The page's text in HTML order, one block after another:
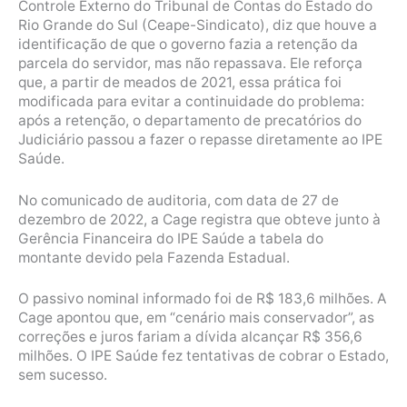
Controle Externo do Tribunal de Contas do Estado do
Rio Grande do Sul (Ceape-Sindicato), diz que houve a
identificação de que o governo fazia a retenção da
parcela do servidor, mas não repassava. Ele reforça
que, a partir de meados de 2021, essa prática foi
modificada para evitar a continuidade do problema:
após a retenção, o departamento de precatórios do
Judiciário passou a fazer o repasse diretamente ao IPE
Saúde.
No comunicado de auditoria, com data de 27 de
dezembro de 2022, a Cage registra que obteve junto à
Gerência Financeira do IPE Saúde a tabela do
montante devido pela Fazenda Estadual.
O passivo nominal informado foi de R$ 183,6 milhões. A
Cage apontou que, em “cenário mais conservador”, as
correções e juros fariam a dívida alcançar R$ 356,6
milhões. O IPE Saúde fez tentativas de cobrar o Estado,
sem sucesso.